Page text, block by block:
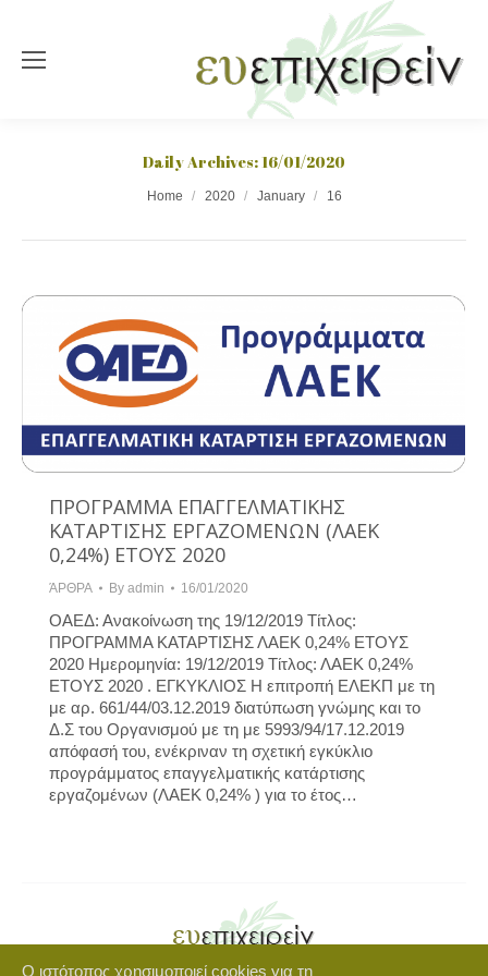
Daily Archives:16/01/2020
Home 2020 January 16
ΠΡΟΓΡΑΜΜΑ ΕΠΑΓΓΕΛΜΑΤΙΚΗΣ
ΚΑΤΑΡΤΙΣΗΣ ΕΡΓΑΖΟΜΕΝΩΝ (ΛΑΕΚ
0,24%) ΕΤΟΥΣ 2020
ΆΡΘΡΑ By admin 16/01/2020
ΟΑΕΔ: Ανακοίνωση της 19/12/2019 Τίτλος:
ΠΡΟΓΡΑΜΜΑ ΚΑΤΑΡΤΙΣΗΣ ΛΑΕΚ 0,24% ΕΤΟΥΣ
2020 Ημερομηνία: 19/12/2019 Τίτλος: ΛΑΕΚ 0,24%
ΕΤΟΥΣ 2020 . ΕΓΚΥΚΛΙΟΣ Η επιτροπή ΕΛΕΚΠ με τη
με αρ. 661/44/03.12.2019 διατύπωση γνώμης και το
Δ.Σ του Οργανισμού με τη με 5993/94/17.12.2019
απόφασή του, ενέκριναν τη σχετική εγκύκλιο
προγράμματος επαγγελματικής κατάρτισης
εργαζομένων (ΛΑΕΚ 0,24% ) για το έτος…
Ο ιστότοπος χρησιμοποιεί cookies για τη